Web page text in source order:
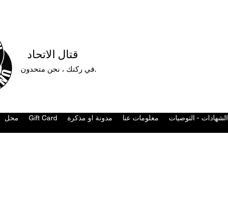
قتال الاتحاد
في ركنك ، نحن متحدون.
محل Gift Card مدونة او مذكرة معلومات عنا الشهادات - التوصيات